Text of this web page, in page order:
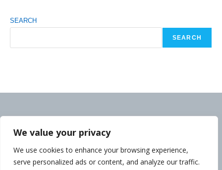
We value your privacy
We use cookies to enhance your browsing experience,
serve personalized ads or content, and analyze our traffic.
SEARCH
SEARCH